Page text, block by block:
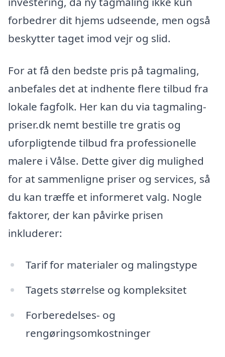
forbedrer dit hjems udseende, men også
beskytter taget imod vejr og slid.
For at få den bedste pris på tagmaling,
anbefales det at indhente flere tilbud fra
lokale fagfolk. Her kan du via tagmaling-
priser.dk nemt bestille tre gratis og
uforpligtende tilbud fra professionelle
malere i Vålse. Dette giver dig mulighed
for at sammenligne priser og services, så
du kan træffe et informeret valg. Nogle
faktorer, der kan påvirke prisen
inkluderer:
Tarif for materialer og malingstype
Tagets størrelse og kompleksitet
Forberedelses- og
rengøringsomkostninger